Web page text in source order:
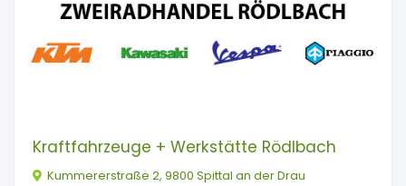
Kraftfahrzeuge + Werkstätte Rödlbach
Kummererstraße 2, 9800 Spittal an der Drau